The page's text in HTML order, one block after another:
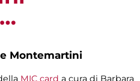
Montemartini
MIC card a cura di Barbara